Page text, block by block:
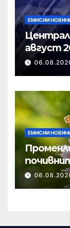
ЕМИСИИ
август
ЕМИСИИ